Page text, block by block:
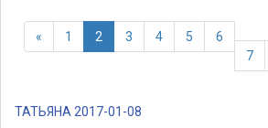
« 1 2 3 4 5
6
7
ТАТЬЯНА 2017-01-08